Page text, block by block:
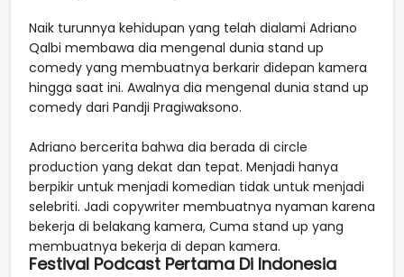
Naik turunnya kehidupan yang telah dialami Adriano
Qalbi membawa dia mengenal dunia stand up
comedy yang membuatnya berkarir didepan kamera
hingga saat ini. Awalnya dia mengenal dunia stand up
comedy dari Pandji Pragiwaksono.
Adriano bercerita bahwa dia berada di circle
production yang dekat dan tepat. Menjadi hanya
berpikir untuk menjadi komedian tidak untuk menjadi
selebriti. Jadi copywriter membuatnya nyaman karena
bekerja di belakang kamera, Cuma stand up yang
membuatnya bekerja di depan kamera.
Festival Podcast Pertama Di Indonesia